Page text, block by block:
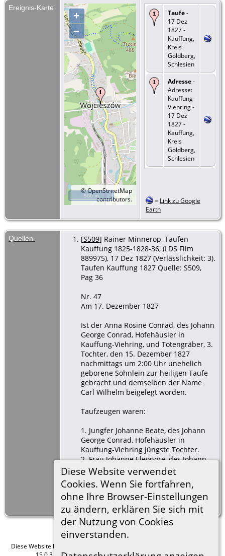
Diese Website verwendet
Cookies. Wenn Sie fortfahren,
ohne Ihre Browser-Einstellungen
zu ändern, erklären Sie sich mit
der Nutzung von Cookies
einverstanden.
Ereignis-Karte
+
–
©OpenStreetMap
contributors.
500 m
Taufe-
17 Dez
1827 -
Kauffung,
Kreis
Goldberg,
Schlesien
Adresse-
Adresse:
Kauffung-
Viehring -
17 Dez
1827 -
Kauffung,
Kreis
Goldberg,
Schlesien
= Link zu Google
Earth
Quellen [S509] Rainer Minnerop, Taufen
Kauffung 1825-1828-36, (LDS Film
889975), 17 Dez 1827 (Verlässlichkeit: 3).
Taufen Kauffung 1827 Quelle: S509,
Pag 36
Nr. 47
Am 17. Dezember 1827
Ist der Anna Rosine Conrad, des Johann
George Conrad, Hofehäusler in
Kauffung-Viehring, und Totengräber, 3.
Tochter, den 15. Dezember 1827
nachmittags um 2:00 Uhr unehelich
geborene Söhnlein zur heiligen Taufe
gebracht und demselben der Name
Carl Wilhelm beigelegt worden.
Taufzeugen waren:
1. Jungfer Johanne Beate, des Johann
George Conrad, Hofehäusler in
Kauffung-Viehring jüngste Tochter.
2. Frau Johanne Eleonore, des Johann
Gottfried Hoffmann? Inwohner in
Falkenhain Ehefrau.
3. Johann Ehrenfried Hamann,
Inwohner in Mittel Kauffung.
Diese Website läuft mit